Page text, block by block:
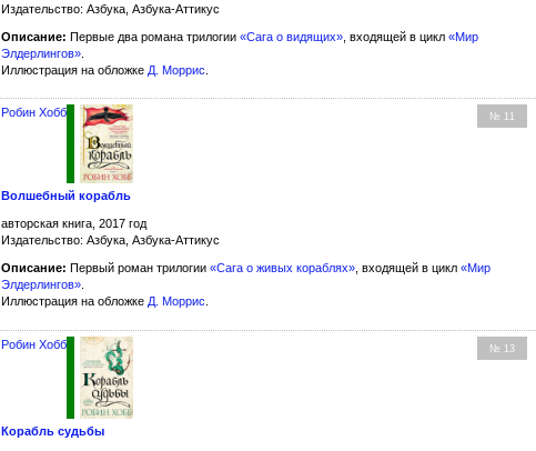
Издательство: Азбука, Азбука-Аттикус
Описание: Первые два романа трилогии «Сага о видящих» , входящей в цикл «Мир
Элдерлингов»
Иллюстрация на обложке Д. Моррис
№ 11
Робин Хобб
Волшебный корабль
авторская книга, 2017 год
Издательство: Азбука, Азбука-Аттикус
Описание: Первый роман трилогии «Сага о живых кораблях» , входящей в цикл «Мир
Элдерлингов»
Иллюстрация на обложке Д. Моррис
№ 13
Робин Хобб
Корабль судьбы